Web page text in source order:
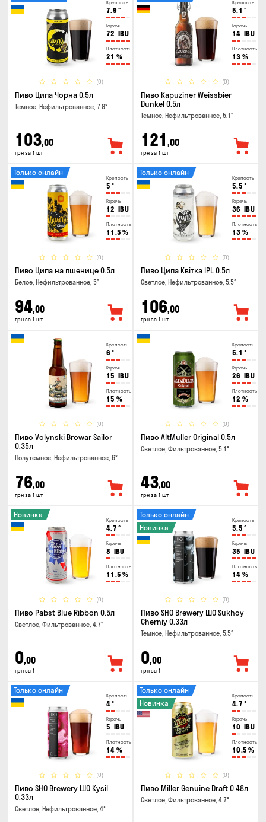
Крепость
7.9 °
Горечь
72 IBU
Плотность
21 %
(0)
Пиво Ципа Чорна 0.5л
Темное, Нефильтрованное, 7.9°
103,00
грн за 1 шт
Крепость
5.1 °
Горечь
14 IBU
Плотность
13 %
(0)
Пиво Kapuziner Weissbier
Dunkel 0.5л
Темное, Нефильтрованное, 5.1°
121 ,00
грн за 1 шт
Крепость
5 °
Горечь
12 IBU
Плотность
11.5 %
(0)
Только онлайн
Пиво Ципа на пшенице 0.5л
Белое, Нефильтрованное, 5°
94,00
грн за 1 шт
Крепость
5.5 °
Горечь
36 IBU
Плотность
13 %
(0)
Только онлайн
Пиво Ципа Квітка IPL 0.5л
Светлое, Нефильтрованное, 5.5°
106,00
грн за 1 шт
Крепость
6 °
Горечь
15 IBU
Плотность
15 %
(0)
Пиво Volynski Browar Sailor
0.35л
Полутемное, Нефильтрованное, 6°
76,00
грн за 1 шт
Крепость
5.1 °
Горечь
26 IBU
Плотность
12 %
(0)
Пиво AltMuller Original 0.5л
Светлое, Фильтрованное, 5.1°
43,00
грн за 1 шт
Крепость
4.7 °
Горечь
8 IBU
Плотность
11.5 %
(0)
Новинка
Пиво Pabst Blue Ribbon 0.5л
Светлое, Фильтрованное, 4.7°
0,00
грн за 1
Крепость
5.5 °
Горечь
35 IBU
Плотность
14 %
(0)
Только онлайн
Новинка
Пиво SHO Brewery ШО Sukhoy
Cherniy 0.33л
Темное, Нефильтрованное, 5.5°
0,00
грн за 1
Крепость
4°
Горечь
5 IBU
Плотность
14 %
(0)
Только онлайн
Пиво SHO Brewery ШО Kysil
0.33л
Светлое, Нефильтрованное, 4°
Крепость
4.7 °
Горечь
10 IBU
Плотность
10.5 %
(0)
Только онлайн
Новинка
Пиво Miller Genuine Draft 0.48л
Светлое, Фильтрованное, 4.7°